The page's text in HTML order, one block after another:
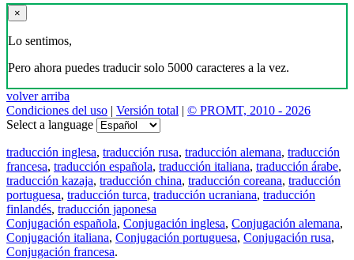
×
Lo sentimos,
Pero ahora puedes traducir solo 5000 caracteres a la vez.
volver arriba
Condiciones del uso | Versión total | © PROMT, 2010 - 2026
Select a language
traducción inglesa, traducción rusa, traducción alemana, traducción
francesa, traducción española, traducción italiana, traducción árabe,
traducción kazaja, traducción china, traducción coreana, traducción
portuguesa, traducción turca, traducción ucraniana, traducción
finlandés, traducción japonesa
Conjugación española, Conjugación inglesa, Conjugación alemana,
Conjugación italiana, Conjugación portuguesa, Conjugación rusa,
Conjugación francesa.